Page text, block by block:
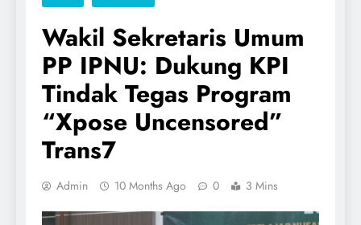
Wakil Sekretaris Umum
PP IPNU: Dukung KPI
Tindak Tegas Program
“Xpose Uncensored”
Trans7
Admin 10 Months Ago 0 3 Mins